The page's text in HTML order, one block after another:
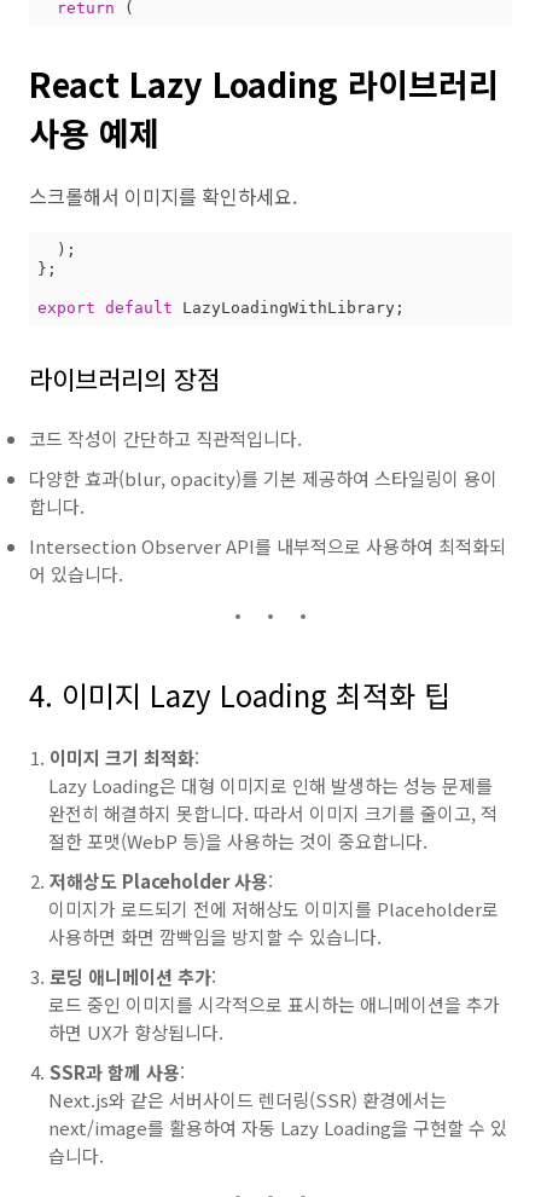
return (
React Lazy Loading 라이브러리
사용 예제
스크롤해서 이미지를 확인하세요.
};
export default
라이브러리의 장점
코드 작성이 간단하고 직관적입니다.
다양한 효과(blur, opacity)를 기본 제공하여 스타일링이 용이
합니다.
Intersection Observer API를 내부적으로 사용하여 최적화되
어 있습니다.
4. 이미지 Lazy Loading 최적화 팁
이미지 크기 최적화:
Lazy Loading은 대형 이미지로 인해 발생하는 성능 문제를
완전히 해결하지 못합니다. 따라서 이미지 크기를 줄이고, 적
절한 포맷(WebP 등)을 사용하는 것이 중요합니다.
저해상도 Placeholder 사용:
이미지가 로드되기 전에 저해상도 이미지를 Placeholder로
사용하면 화면 깜빡임을 방지할 수 있습니다.
로딩 애니메이션 추가:
로드 중인 이미지를 시각적으로 표시하는 애니메이션을 추가
하면 UX가 향상됩니다.
SSR과 함께 사용:
Next.js와 같은 서버사이드 렌더링(SSR) 환경에서는
next/image를 활용하여 자동 Lazy Loading을 구현할 수 있
습니다.